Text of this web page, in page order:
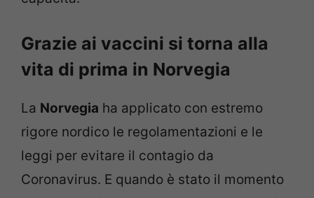
Grazie ai vaccini si torna alla
vita di prima in Norvegia
La Norvegia ha applicato con estremo
rigore nordico le regolamentazioni e le
leggi per evitare il contagio da
Coronavirus. E quando è stato il momento